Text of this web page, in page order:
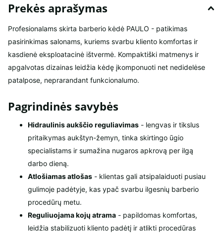
Prekės aprašymas
Profesionalams skirta barberio kėdė PAULO - patikimas
pasirinkimas salonams, kuriems svarbu kliento komfortas ir
kasdienė eksploatacinė ištvermė. Kompaktiški matmenys ir
apgalvotas dizainas leidžia kėdę įkomponuoti net nedidelėse
patalpose, neprarandant funkcionalumo.
Pagrindinės savybės
Hidraulinis aukščio reguliavimas - lengvas ir tikslus
pritaikymas aukštyn-žemyn, tinka skirtingo ūgio
specialistams ir sumažina nugaros apkrovą per ilgą
darbo dieną.
Atlošiamas atlošas - klientas gali atsipalaiduoti pusiau
gulimoje padėtyje, kas ypač svarbu ilgesnių barberio
procedūrų metu.
Reguliuojama kojų atrama - papildomas komfortas,
leidžia stabilizuoti kliento padėtį ir atlikti procedūras